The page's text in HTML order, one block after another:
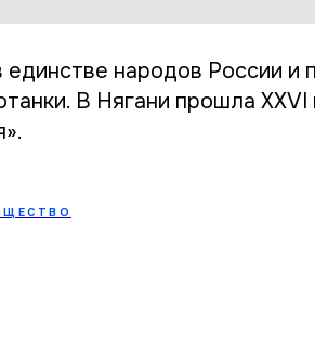
единстве народов России и
В Нягани прошла